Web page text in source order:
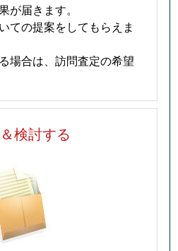
が届きます。
ての提案をしてもらえま
場合は、訪問査定の希望
検討する